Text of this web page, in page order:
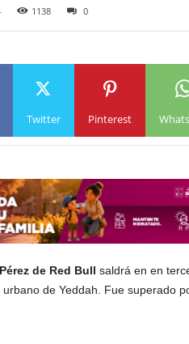
1138 0
Twitter Pinterest
de Red Bull saldrá en en
de Yeddah. Fue superado